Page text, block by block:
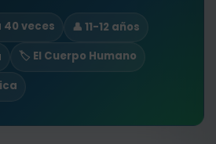
veces
👤 11-12 años
🏷️ El Cuerpo Humano